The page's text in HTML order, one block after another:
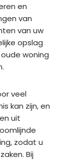
en
van
van uw
opslag
woning
veel
kan zijn, en
uit
zodat u
Bij